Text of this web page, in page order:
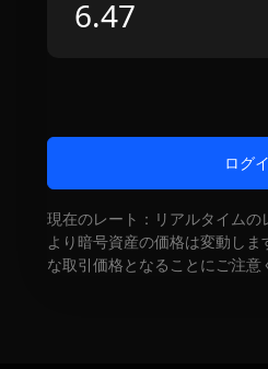
ログ
現在のレート：リアルタイムの
より暗号資産の価格は変動し
な取引価格となることにご注意